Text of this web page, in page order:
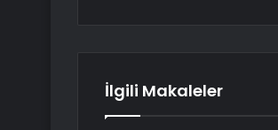
İlgili Makaleler